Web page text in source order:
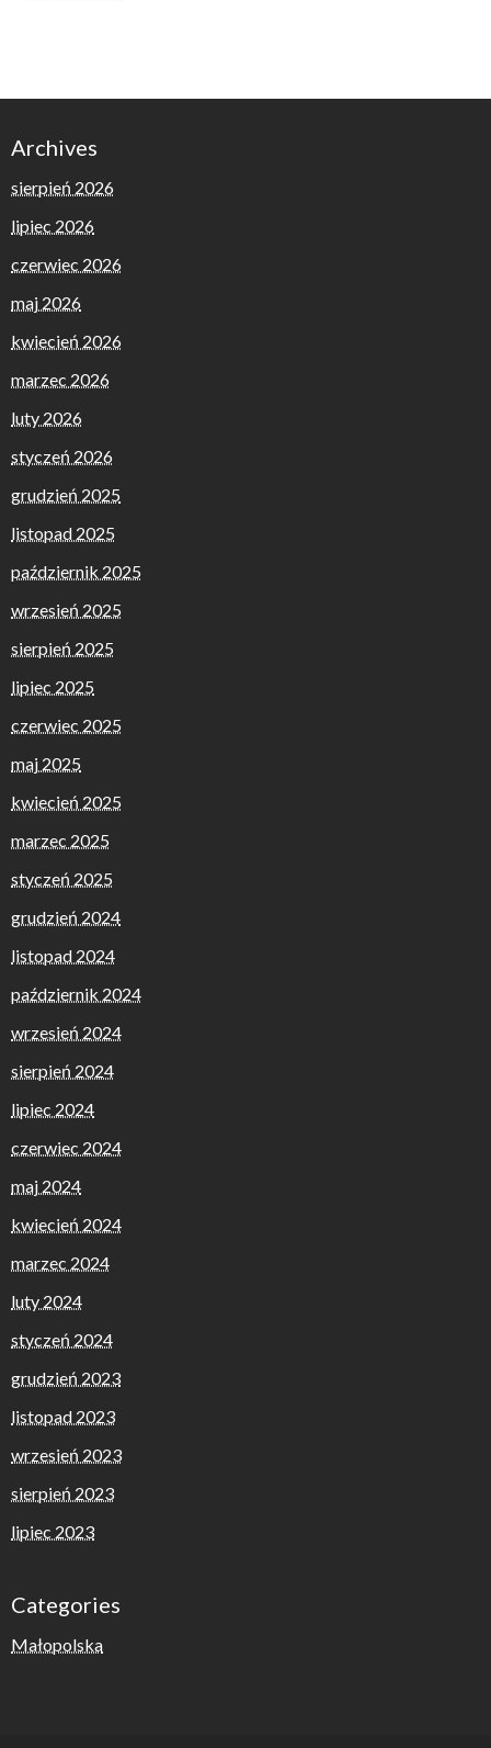
Archives
sierpień 2026
lipiec 2026
czerwiec 2026
maj 2026
kwiecień 2026
marzec 2026
luty 2026
styczeń 2026
grudzień 2025
listopad 2025
październik 2025
wrzesień 2025
sierpień 2025
lipiec 2025
czerwiec 2025
maj 2025
kwiecień 2025
marzec 2025
styczeń 2025
grudzień 2024
listopad 2024
październik 2024
wrzesień 2024
sierpień 2024
lipiec 2024
czerwiec 2024
maj 2024
kwiecień 2024
marzec 2024
luty 2024
styczeń 2024
grudzień 2023
listopad 2023
wrzesień 2023
sierpień 2023
lipiec 2023
Categories
Małopolska